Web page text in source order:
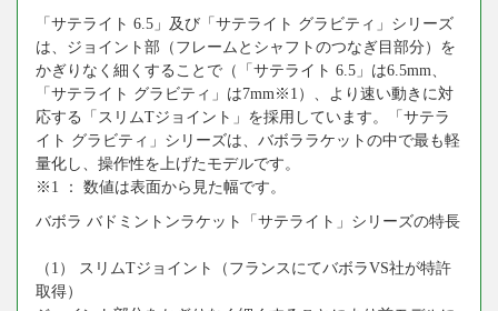
「サテライト 6.5」及び「サテライト グラビティ」シリーズ
は、ジョイント部（フレームとシャフトのつなぎ目部分）を
かぎりなく細くすることで（「サテライト 6.5」は6.5mm、
「サテライト グラビティ」は7mm※1）、より速い動きに対
応する「スリムTジョイント」を採用しています。「サテラ
イト グラビティ」シリーズは、バボララケットの中で最も軽
量化し、操作性を上げたモデルです。
※1 ： 数値は表面から見た幅です。
バボラ バドミントンラケット「サテライト」シリーズの特長
（1） スリムTジョイント（フランスにてバボラVS社が特許
取得）